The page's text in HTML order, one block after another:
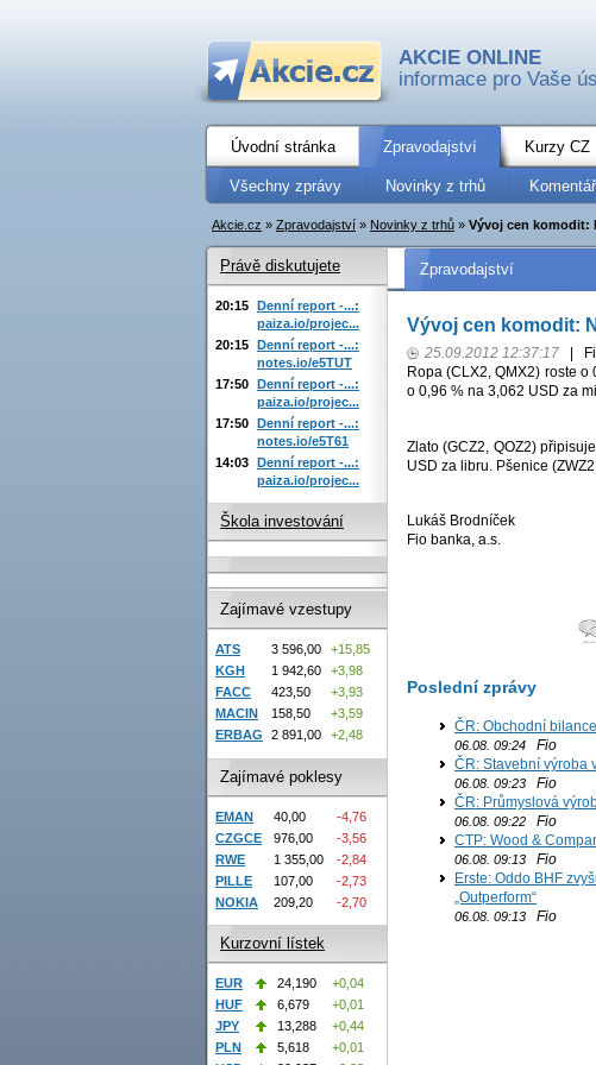
AKCIE ONLINE
informace pro Vaše
Úvodní stránka Zpravodajství Kurzy CZ
Všechny zprávy Novinky z trhů
Akcie.cz » Zpravodajství » Novinky z trhů » Vývoj cen komodit:
Zpravodajství
Vývoj cen komodit:
25.09.2012 12:37:17
Ropa (CLX2, QMX2) roste
o 0,96 % na 3,062 USD za
Zlato (GCZ2, QOZ2)
USD za libru. Pšenice
Lukáš Brodníček
Fio banka, a.s.
Poslední zprávy
ČR: Obchodní
06.08. 09:24 Fio
ČR: Stavební výroba
06.08. 09:23 Fio
ČR: Průmyslová
06.08. 09:22 Fio
CTP: Wood &
06.08. 09:13 Fio
Erste: Oddo BHF
„Outperform“
06.08. 09:13 Fio
Právě diskutujete
20:15 Denní report -...:
paiza.io/projec...
20:15 Denní report -...:
notes.io/e5TUT
17:50 Denní report -...:
paiza.io/projec...
17:50 Denní report -...:
notes.io/e5T61
14:03 Denní report -...:
paiza.io/projec...
Škola investování
Zajímavé vzestupy
ATS 3 596,00
+15,85
KGH
1 942,60
+3,98
FACC
423,50
+3,93
MACIN
158,50
+3,59
ERBAG
2 891,00 +2,48
Zajímavé poklesy
EMAN 40,00
-4,76
CZGCE
976,00
-3,56
RWE
1 355,00
-2,84
PILLE
107,00
-2,73
NOKIA
209,20 -2,70
Kurzovní lístek
EUR 24,190
+0,04
HUF
6,679
+0,01
JPY
13,288
+0,44
PLN
5,618
+0,01